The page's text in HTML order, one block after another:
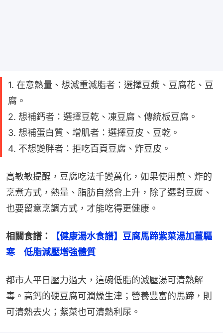
1. 在意熱量、想減重減脂者：選擇豆漿、豆腐花、豆
腐。
2. 想補鈣者：選擇豆乾、凍豆腐、傳統板豆腐。
3. 想補蛋白質、增肌者：選擇豆皮、豆乾。
4. 不想變胖者：拒吃百頁豆腐、炸豆皮。
高敏敏提醒，豆腐吃法千變萬化，如果使用煎、炸的
烹煮方式，熱量、脂肪自然會上升，除了選對豆腐、
也要留意烹調方式，才能吃得更健康。
相關食譜：
【健康湯水食譜】豆腐馬蹄紫菜湯加薑驅
寒　低脂減壓增強體質
都市人平日壓力過大，這碗低脂的減壓湯可清熱解
毒。高鈣的硬豆腐可潤燥生津；營養豐富的馬蹄，則
可清熱去火；紫菜也可清熱利尿。